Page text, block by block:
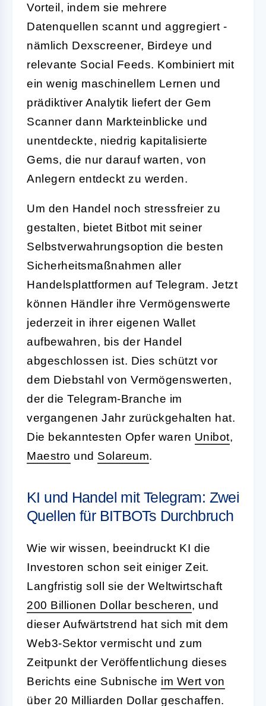
Vorteil, indem sie mehrere
Datenquellen scannt und aggregiert -
nämlich Dexscreener, Birdeye und
relevante Social Feeds. Kombiniert mit
ein wenig maschinellem Lernen und
prädiktiver Analytik liefert der Gem
Scanner dann Markteinblicke und
unentdeckte, niedrig kapitalisierte
Gems, die nur darauf warten, von
Anlegern entdeckt zu werden.
Um den Handel noch stressfreier zu
gestalten, bietet Bitbot mit seiner
Selbstverwahrungsoption die besten
Sicherheitsmaßnahmen aller
Handelsplattformen auf Telegram. Jetzt
können Händler ihre Vermögenswerte
jederzeit in ihrer eigenen Wallet
aufbewahren, bis der Handel
abgeschlossen ist. Dies schützt vor
dem Diebstahl von Vermögenswerten,
der die Telegram-Branche im
vergangenen Jahr zurückgehalten hat.
Die bekanntesten Opfer waren Unibot,
Maestro und Solareum.
KI und Handel mit Telegram: Zwei
Quellen für BITBOTs Durchbruch
Wie wir wissen, beeindruckt KI die
Investoren schon seit einiger Zeit.
Langfristig soll sie der Weltwirtschaft
200 Billionen Dollar bescheren, und
dieser Aufwärtstrend hat sich mit dem
Web3-Sektor vermischt und zum
Zeitpunkt der Veröffentlichung dieses
Berichts eine Subnische im Wert von
über 20 Milliarden Dollar geschaffen.